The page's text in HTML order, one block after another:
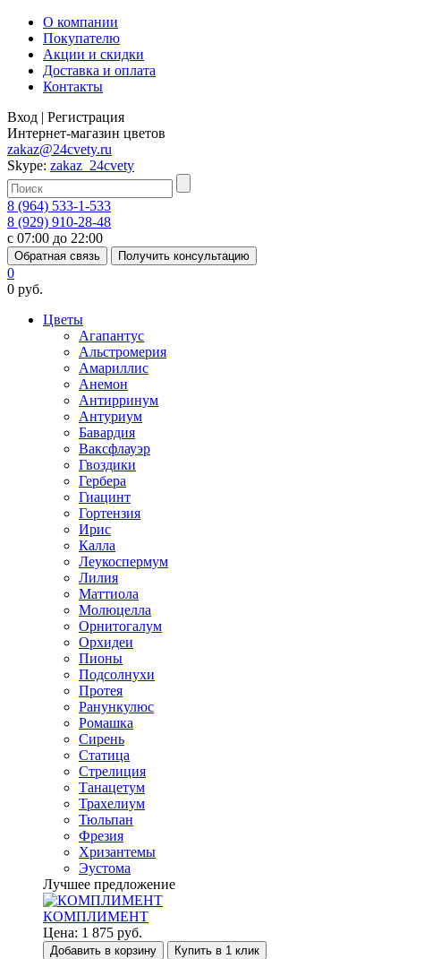
О компании
Покупателю
Акции и скидки
Доставка и оплата
Контакты
Вход | Регистрация
Интернет-магазин цветов
zakaz@24cvety.ru
Skype: zakaz_24cvety
8 (964) 533-1-533
8 (929) 910-28-48
с 07:00 до 22:00
Обратная связь Получить консультацию
0
0 руб.
Цветы
Агапантус
Альстромерия
Амариллис
Анемон
Антирринум
Антуриум
Бавардия
Ваксфлауэр
Гвоздики
Гербера
Гиацинт
Гортензия
Ирис
Калла
Леукоспермум
Лилия
Маттиола
Молюцелла
Орнитогалум
Орхидеи
Пионы
Подсолнухи
Протея
Ранункулюс
Ромашка
Сирень
Статица
Стрелиция
Танацетум
Трахелиум
Тюльпан
Фрезия
Хризантемы
Эустома
Лучшее предложение
КОМПЛИМЕНТ
Цена: 1 875 руб.
Добавить в корзину Купить в 1 клик